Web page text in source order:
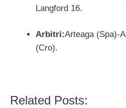
Langford 16.
Arbitri:Arteaga (Spa)-
(Cro).
Related Posts: